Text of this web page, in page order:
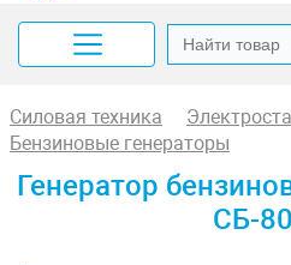
Силовая техника
Бензиновые генераторы
Генератор
СБ-